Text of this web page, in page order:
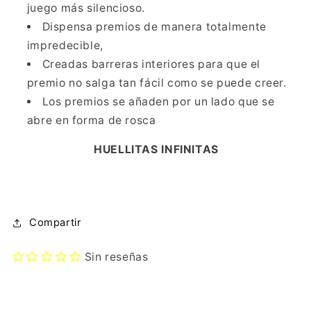
en
silencio!
en
silencio!
juego más silencioso.
Dispensa premios de manera totalmente
impredecible,
Creadas barreras interiores para que el
premio no salga tan fácil como se puede creer.
Los premios se añaden por un lado que se
abre en forma de rosca
HUELLITAS INFINITAS
Compartir
Sin reseñas